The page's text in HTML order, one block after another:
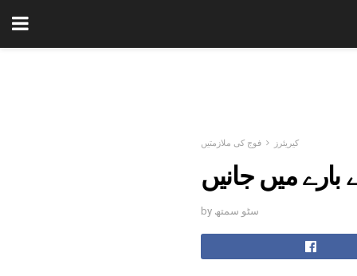
کیریئرز فوج کی ملازمتیں
بارے میں جانیں
by سٹو سمتھ